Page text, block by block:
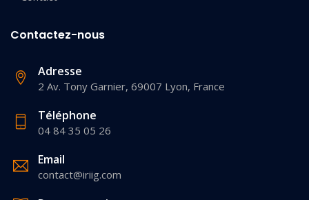
Contactez-nous
Adresse
2 Av. Tony Garnier, 69007 Lyon, France
Téléphone
04 84 35 05 26
Email
contact@iriig.com